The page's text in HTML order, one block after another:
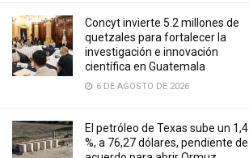
Concyt invierte 5.2 millones de
quetzales para fortalecer la
investigación e innovación
científica en Guatemala
6 DE AGOSTO DE 2026
El petróleo de Texas sube un 1,4
%, a 76,27 dólares, pendiente de